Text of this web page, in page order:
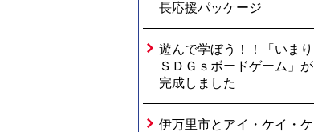
長応援パッケージ
遊んで学ぼう！！「いまり
ＳＤＧｓボードゲーム」が
完成しました
伊万里市とアイ・ケイ・ケ